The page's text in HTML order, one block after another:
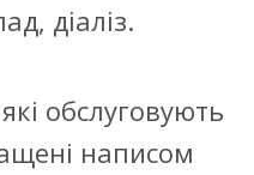
діаліз.
обслуговують
написом